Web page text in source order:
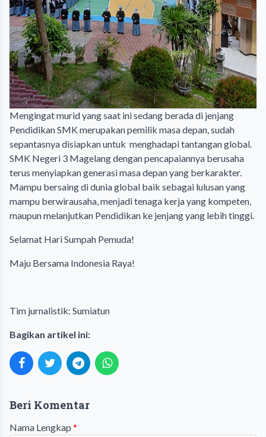
Mengingat murid yang saat ini sedang berada di jenjang
Pendidikan SMK merupakan pemilik masa depan, sudah
sepantasnya disiapkan untuk menghadapi tantangan global.
SMK Negeri 3 Magelang dengan pencapaiannya berusaha
terus menyiapkan generasi masa depan yang berkarakter.
Mampu bersaing di dunia global baik sebagai lulusan yang
mampu berwirausaha, menjadi tenaga kerja yang kompeten,
maupun melanjutkan Pendidikan ke jenjang yang lebih tinggi.
Selamat Hari Sumpah Pemuda!
Maju Bersama Indonesia Raya!
Tim jurnalistik: Sumiatun
Bagikan artikel ini:
Beri Komentar
Nama Lengkap *